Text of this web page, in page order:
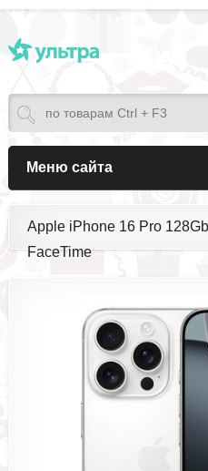
Меню сайта
Apple iPhone 16 Pro
FaceTime